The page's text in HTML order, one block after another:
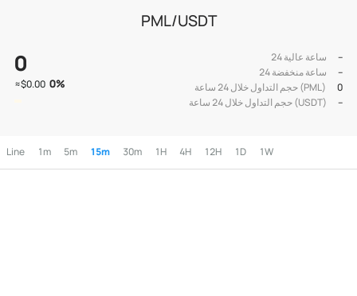
PML/USDT
0
≈$0.00 0%
24 ساعة عالية
--
24 ساعة منخفضة
--
حجم التداول خلال 24 ساعة (PML)
0
حجم التداول خلال 24 ساعة (USDT)
--
Line 1m 5m 15m 30m 1H 4H 12H 1D 1W